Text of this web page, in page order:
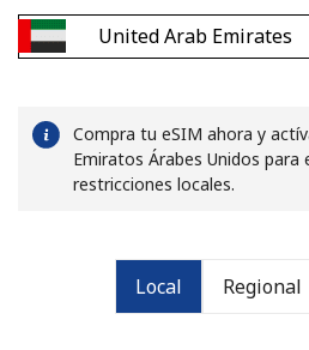
o
Compra tu eSIM ahora y
Emiratos Árabes Unidos para
restricciones locales.
Local Regional